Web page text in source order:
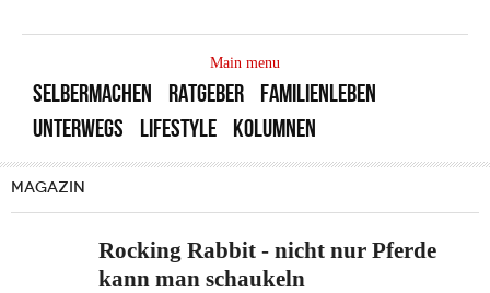
Main menu
SELBERMACHEN RATGEBER
FAMILIENLEBEN
UNTERWEGS
LIFESTYLE KOLUMNEN
MAGAZIN
Rocking Rabbit - nicht nur Pferde
kann man schaukeln